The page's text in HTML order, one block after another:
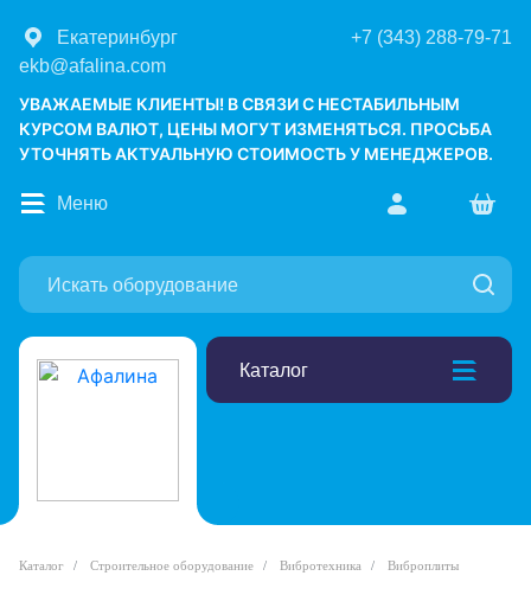
Екатеринбург
+7 (343) 288-79-71
ekb@afalina.com
УВАЖАЕМЫЕ КЛИЕНТЫ! В СВЯЗИ С НЕСТАБИЛЬНЫМ
КУРСОМ ВАЛЮТ, ЦЕНЫ МОГУТ ИЗМЕНЯТЬСЯ. ПРОСЬБА
УТОЧНЯТЬ АКТУАЛЬНУЮ СТОИМОСТЬ У МЕНЕДЖЕРОВ.
Каталог
Меню
Каталог Строительное оборудование Вибротехника Виброплиты